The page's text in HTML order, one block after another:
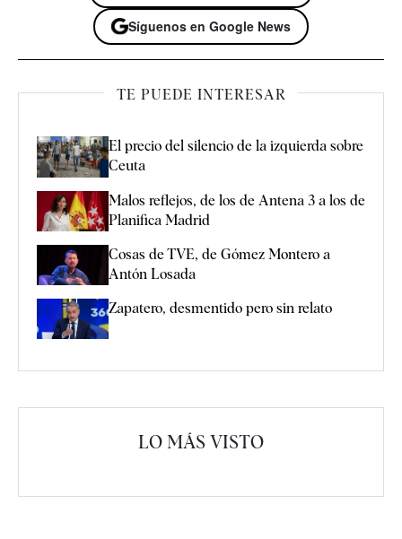
Síguenos en Google News
TE PUEDE INTERESAR
El precio del silencio de la izquierda sobre
Ceuta
Malos reflejos, de los de Antena 3 a los de
Planifica Madrid
Cosas de TVE, de Gómez Montero a
Antón Losada
Zapatero, desmentido pero sin relato
LO MÁS VISTO